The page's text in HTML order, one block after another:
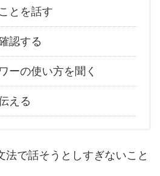
とを話す
認する
ーの使い方を聞く
える
法で話そうとしすぎないこと